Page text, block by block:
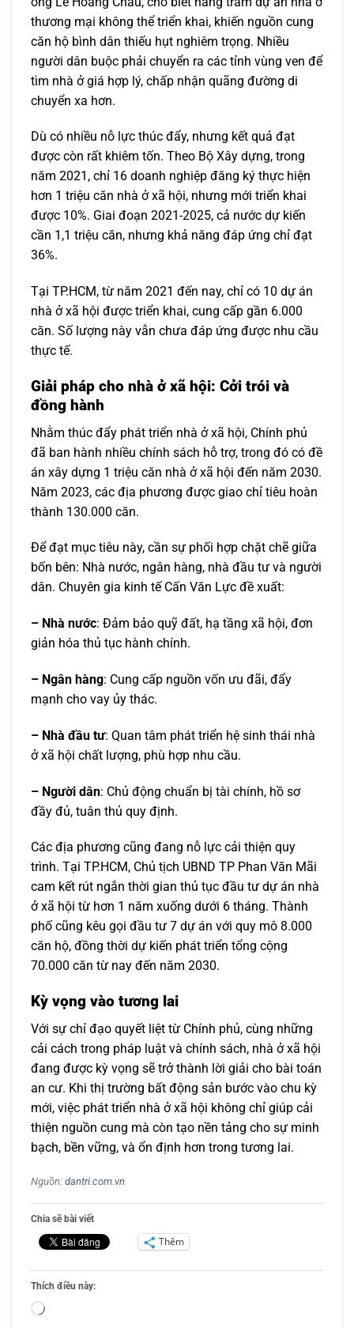
thương mại không thể triển khai, khiến nguồn cung
căn hộ bình dân thiếu hụt nghiêm trọng. Nhiều
người dân buộc phải chuyển ra các tỉnh vùng ven để
tìm nhà ở giá hợp lý, chấp nhận quãng đường di
chuyển xa hơn.
Dù có nhiều nỗ lực thúc đẩy, nhưng kết quả đạt
được còn rất khiêm tốn. Theo Bộ Xây dựng, trong
năm 2021, chỉ 16 doanh nghiệp đăng ký thực hiện
hơn 1 triệu căn nhà ở xã hội, nhưng mới triển khai
được 10%. Giai đoạn 2021-2025, cả nước dự kiến
cần 1,1 triệu căn, nhưng khả năng đáp ứng chỉ đạt
36%.
Tại TP.HCM, từ năm 2021 đến nay, chỉ có 10 dự án
nhà ở xã hội được triển khai, cung cấp gần 6.000
căn. Số lượng này vẫn chưa đáp ứng được nhu cầu
thực tế.
Giải pháp cho nhà ở xã hội: Cởi trói và
đồng hành
Nhằm thúc đẩy phát triển nhà ở xã hội, Chính phủ
đã ban hành nhiều chính sách hỗ trợ, trong đó có đề
án xây dựng 1 triệu căn nhà ở xã hội đến năm 2030.
Năm 2023, các địa phương được giao chỉ tiêu hoàn
thành 130.000 căn.
Để đạt mục tiêu này, cần sự phối hợp chặt chẽ giữa
bốn bên: Nhà nước, ngân hàng, nhà đầu tư và người
dân. Chuyên gia kinh tế Cấn Văn Lực đề xuất:
– Nhà nước: Đảm bảo quỹ đất, hạ tầng xã hội, đơn
giản hóa thủ tục hành chính.
– Ngân hàng: Cung cấp nguồn vốn ưu đãi, đẩy
mạnh cho vay ủy thác.
– Nhà đầu tư: Quan tâm phát triển hệ sinh thái nhà
ở xã hội chất lượng, phù hợp nhu cầu.
– Người dân: Chủ động chuẩn bị tài chính, hồ sơ
đầy đủ, tuân thủ quy định.
Các địa phương cũng đang nỗ lực cải thiện quy
trình. Tại TP.HCM, Chủ tịch UBND TP Phan Văn Mãi
cam kết rút ngắn thời gian thủ tục đầu tư dự án nhà
ở xã hội từ hơn 1 năm xuống dưới 6 tháng. Thành
phố cũng kêu gọi đầu tư 7 dự án với quy mô 8.000
căn hộ, đồng thời dự kiến phát triển tổng cộng
70.000 căn từ nay đến năm 2030.
Kỳ vọng vào tương lai
Với sự chỉ đạo quyết liệt từ Chính phủ, cùng những
cải cách trong pháp luật và chính sách, nhà ở xã hội
đang được kỳ vọng sẽ trở thành lời giải cho bài toán
an cư. Khi thị trường bất động sản bước vào chu kỳ
mới, việc phát triển nhà ở xã hội không chỉ giúp cải
thiện nguồn cung mà còn tạo nền tảng cho sự minh
bạch, bền vững, và ổn định hơn trong tương lai.
Nguồn: dantri.com.vn
Chia sẽ bài viết
Thêm
Thích điều này:
Đang